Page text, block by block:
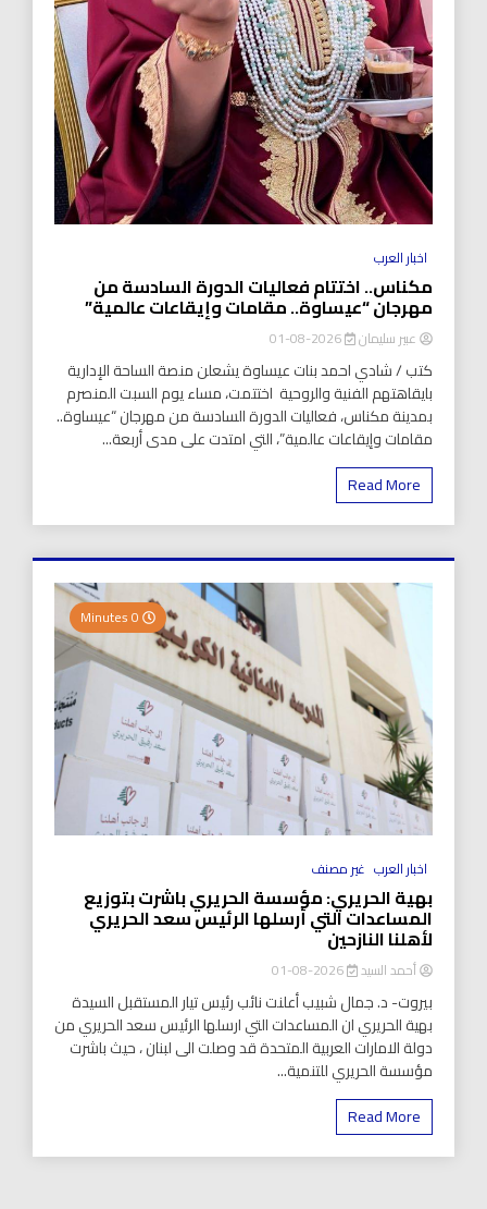
اخبار العرب
مكناس.. اختتام فعاليات الدورة السادسة من
مهرجان “عيساوة.. مقامات وإيقاعات عالمية”
عبير سليمان 2026-08-01
كتب / شادي احمد بنات عيساوة يشعلن منصة الساحة الإدارية
بايقاهتهم الفنية والروحية اختتمت، مساء يوم السبت المنصرم
بمدينة مكناس، فعاليات الدورة السادسة من مهرجان “عيساوة..
مقامات وإيقاعات عالمية”، التي امتدت على مدى أربعة...
Read More
اخبار العرب غير مصنف
بهية الحريري: مؤسسة الحريري باشرت بتوزيع
المساعدات التي أرسلها الرئيس سعد الحريري
لأهلنا النازحين
أحمد السيد 2026-08-01
بيروت- د. جمال شبيب أعلنت نائب رئيس تيار المستقبل السيدة
بهية الحريري ان المساعدات التي ارسلها الرئيس سعد الحريري من
دولة الامارات العربية المتحدة قد وصلت الى لبنان ، حيث باشرت
مؤسسة الحريري للتنمية...
Read More